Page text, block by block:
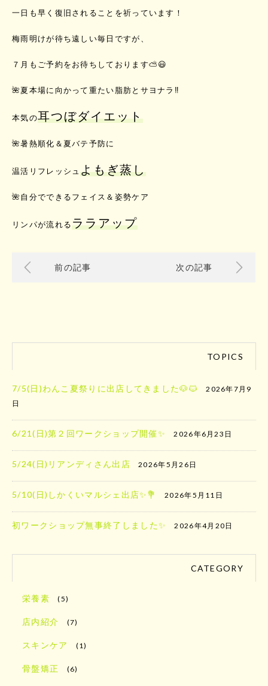
一日も早く復旧されることを祈っています！
梅雨明けが待ち遠しい毎日ですが、
７月もご予約をお待ちしております⛅️😃
🌺夏本場に向かって重たい脂肪とサヨナラ‼️
本気の耳つぼダイエット
🌺暑熱順化＆夏バテ予防に
温活リフレッシュよもぎ蒸し
🌺自分でできるフェイス＆姿勢ケア
リンパが流れるララアップ
前の記事 次の記事
TOPICS
7/5(日)わんこ夏祭りに出店してきました🐶🐱
2026年7月9
日
6/21(日)第２回ワークショップ開催✨ 2026年6月23日
5/24(日)リアンディさん出店 2026年5月26日
5/10(日)しかくいマルシェ出店✨️💐 2026年5月11日
初ワークショップ無事終了しました✨ 2026年4月20日
CATEGORY
栄養素 (5)
店内紹介 (7)
スキンケア (1)
骨盤矯正 (6)